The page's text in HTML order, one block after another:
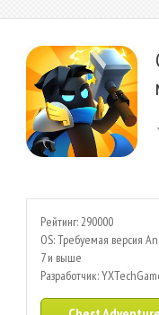
Рейтинг: 290000
OS: Требуемая версия
7 и выше
Разработчик: